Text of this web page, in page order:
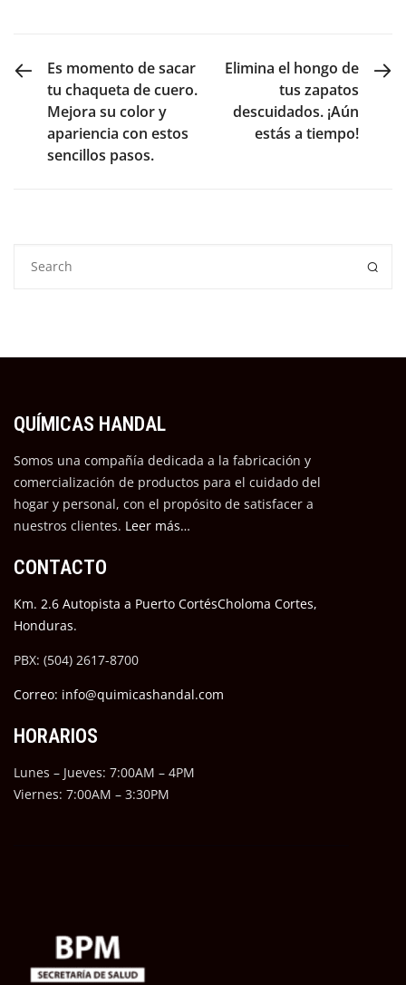
PREVIOUS POST
Es momento de sacar
tu chaqueta de cuero.
Mejora su color y
apariencia con estos
sencillos pasos.
NEXT POST
Elimina el hongo de
tus zapatos
descuidados. ¡Aún
estás a tiempo!
QUÍMICAS HANDAL
Somos una compañía dedicada a la fabricación y
comercialización de productos para el cuidado del
hogar y personal, con el propósito de satisfacer a
nuestros clientes. Leer más…
CONTACTO
Km. 2.6 Autopista a Puerto CortésCholoma Cortes,
Honduras.
PBX: (504) 2617-8700
Correo: info@quimicashandal.com
HORARIOS
Lunes – Jueves: 7:00AM – 4PM
Viernes: 7:00AM – 3:30PM